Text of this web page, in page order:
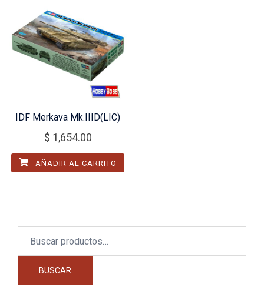
IDF Merkava Mk.IIID(LIC)
$ 1,654.00
AÑADIR AL CARRITO
BUSCAR